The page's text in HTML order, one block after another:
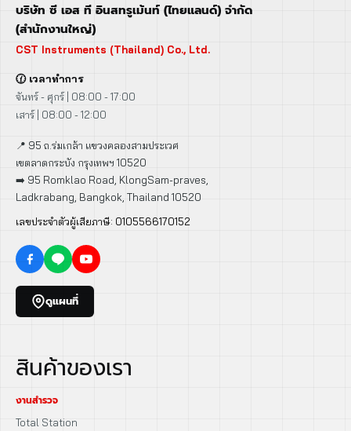
บริษัท ซี เอส ที อินสทรูเม้นท์ (ไทยแลนด์) จำกัด
(สำนักงานใหญ่)
CST Instruments (Thailand) Co., Ltd.
🕜 เวลาทำการ
จันทร์ - ศุกร์ | 08:00 - 17:00
เสาร์ | 08:00 - 12:00
📍 95 ถ.ร่มเกล้า แขวงคลองสามประเวศ
เขตลาดกระบัง กรุงเทพฯ 10520
➡️ 95 Romklao Road, KlongSam-praves,
Ladkrabang, Bangkok, Thailand 10520
เลขประจำตัวผู้เสียภาษี: 0105566170152
ดูแผนที่
สินค้าของเรา
งานสำรวจ
Total Station